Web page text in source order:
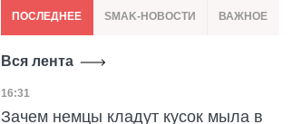
ПОСЛЕДНЕЕ SMAK-НОВОСТИ ВАЖНОЕ
Вся лента
Дата публикации
16:31
Зачем немцы кладут кусок мыла в